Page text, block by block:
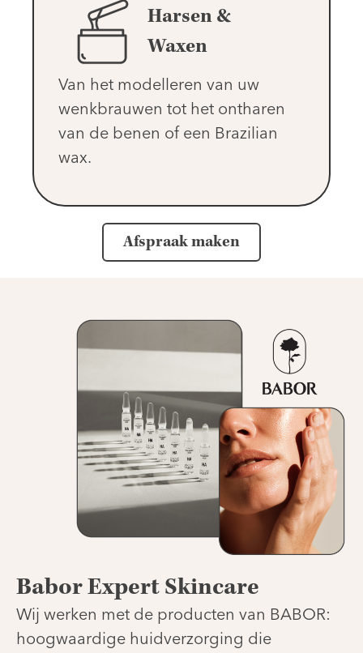
Harsen &
Waxen
Van het modelleren van uw
wenkbrauwen tot het ontharen
van de benen of een Brazilian
wax.
Afspraak maken
Babor Expert Skincare
Wij werken met de producten van BABOR:
hoogwaardige huidverzorging die